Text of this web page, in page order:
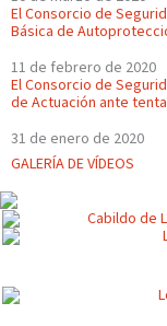
El Consorcio de
Básica de
11 de febrero de 2020
El Consorcio de
de Actuación ante
31 de enero de 2020
GALERÍA DE VÍDEOS